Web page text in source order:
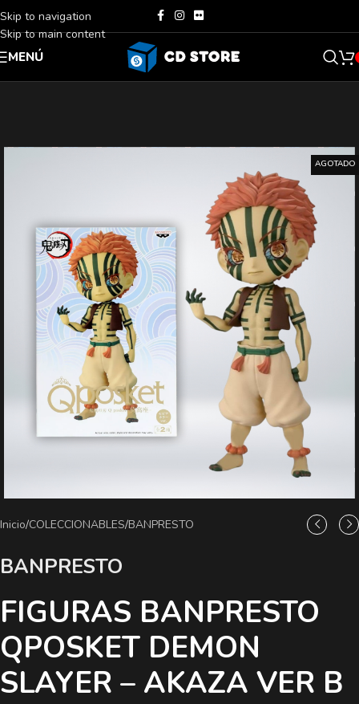
Skip to navigation
Skip to main content
MENÚ
AGOTADO
Inicio/COLECCIONABLES/BANPRESTO
BANPRESTO
FIGURAS BANPRESTO
QPOSKET DEMON
SLAYER – AKAZA VER B